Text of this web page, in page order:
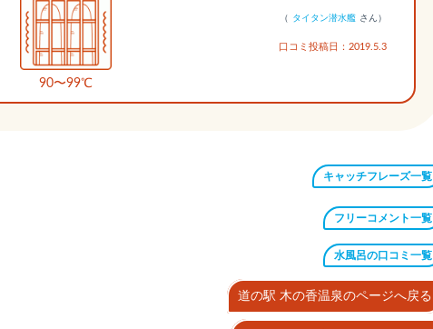
90〜99℃
（ タイタン潜水艦 さん）
口コミ投稿日：2019.5.3
キャッチフレーズ一覧
フリーコメント一覧
水風呂の口コミ一覧
道の駅 木の香温泉のページへ戻る